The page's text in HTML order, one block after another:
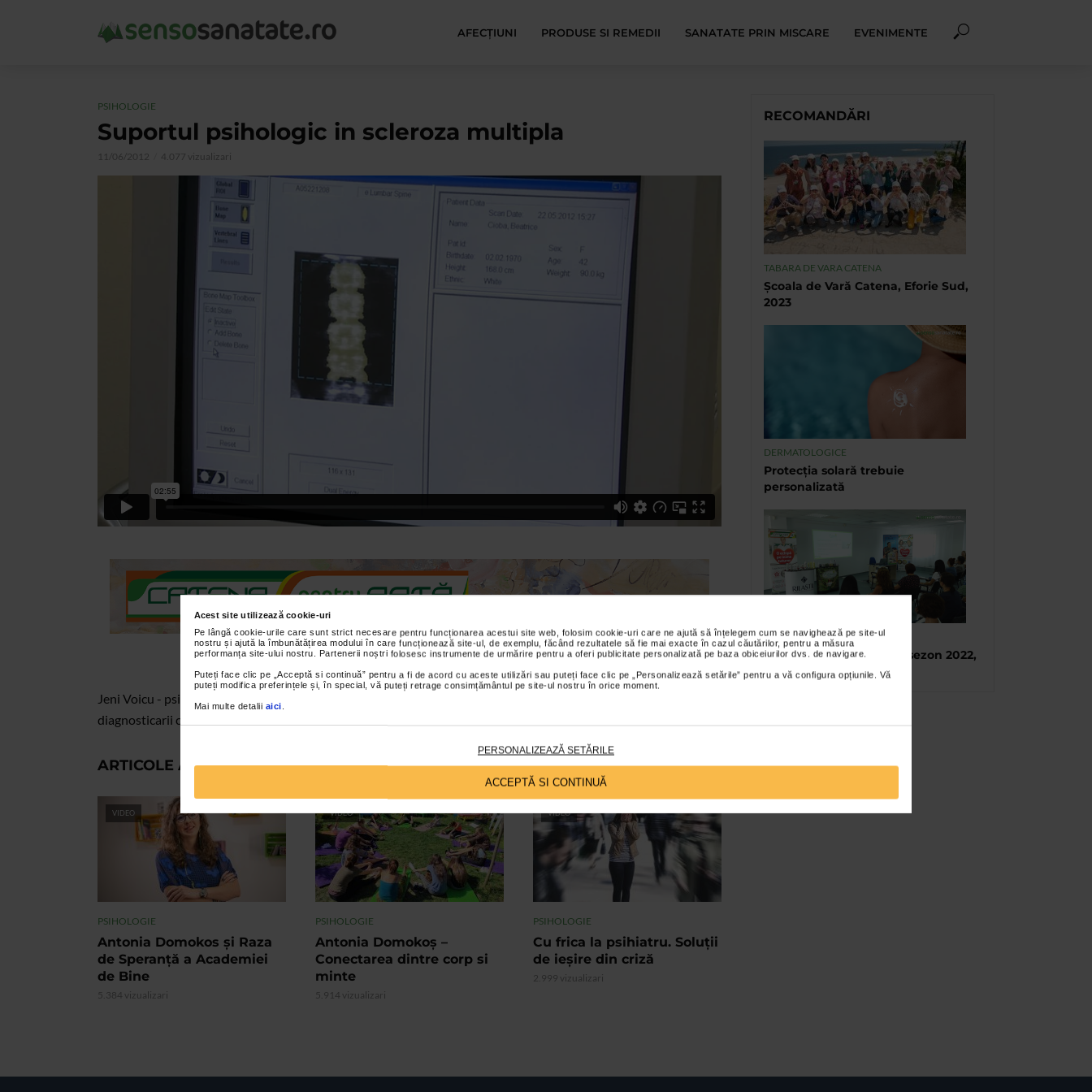
Acest site utilizează cookie-uri
Pe lângă cookie-urile care sunt strict necesare pentru funcționarea acestui site web, folosim cookie-uri care ne ajută să înțelegem cum se navighează pe site-ul
nostru și ajută la îmbunătățirea modului în care funcționează site-ul, de exemplu, făcând rezultatele să fie mai exacte în cazul căutărilor, pentru a măsura
performanța site-ului nostru. Partenerii noștri folosesc instrumente de urmărire pentru a oferi publicitate personalizată pe baza obiceiurilor dvs. de navigare.
Puteți face clic pe „Acceptă si continuă” pentru a fi de acord cu aceste utilizări sau puteți face clic pe „Personalizează setările” pentru a vă configura opțiunile. Vă
puteți modifica preferințele și, în special, vă puteți retrage consimțământul pe site-ul nostru în orice moment.
Mai multe detalii aici
PERSONALIZEAZĂ SETĂRILE
ACCEPTĂ SI CONTINUĂ
AFECŢIUNI PRODUSE SI REMEDII SANATATE PRIN MISCARE EVENIMENTE
PSIHOLOGIE
Suportul psihologic in scleroza multipla
11/06/2012 4.077 vizualizari
Jeni Voicu - psihoterapeut - vorbeste despre necesitatea primirii unui sprijin psihologic solid in cazul
diagnosticarii cu scleroza multipla.
ARTICOLE ASEMANATOARE
VIDEO
PSIHOLOGIE
Antonia Domokos şi Raza
de Speranţă a Academiei
de Bine
5.384 vizualizari
VIDEO
PSIHOLOGIE
Antonia Domokoș –
Conectarea dintre corp si
minte
5.914 vizualizari
VIDEO
PSIHOLOGIE
Cu frica la psihiatru. Soluții
de ieșire din criză
2.999 vizualizari
RECOMANDĂRI
TABARA DE VARA CATENA
Școala de Vară Catena, Eforie Sud,
2023
DERMATOLOGICE
Protecția solară trebuie
personalizată
TABARA DE VARA CATENA
Tabara de vara, final de sezon 2022,
Eforie Sud